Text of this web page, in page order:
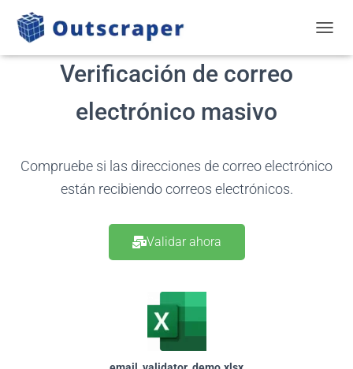
Verificación de correo
electrónico masivo
Compruebe si las direcciones de correo electrónico
están recibiendo correos electrónicos.
Validar ahora